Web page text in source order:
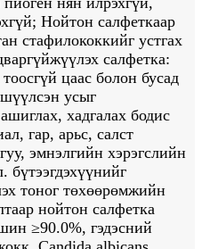
Нойтон салфеткаар
стафилококкийг устгах
салфетка:
цаас болон бусад
усыг
хадгалах бодис
гар, арьс, салст
эмнэлгийн хэрэгслийн
бүтээгдэхүүнийг
тоног төхөөрөмжийн
нойтон салфетка
≥90.0%, гэдэсний